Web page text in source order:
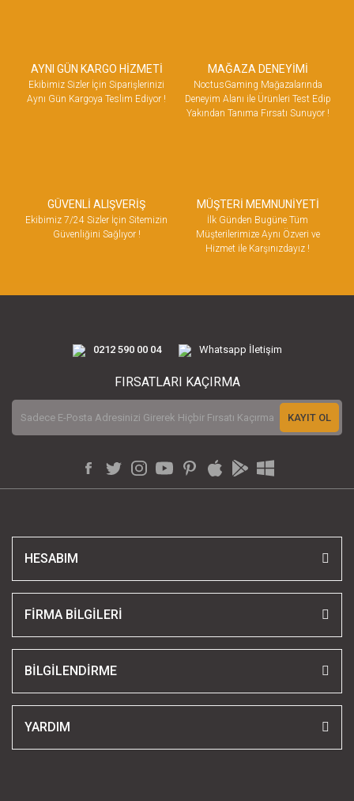
AYNI GÜN KARGO HİZMETİ
Ekibimiz Sizler İçin Siparişlerinizi
Aynı Gün Kargoya Teslim Ediyor !
MAĞAZA DENEYİMİ
NoctusGaming Mağazalarında
Deneyim Alanı ile Ürünleri Test Edip
Yakından Tanıma Fırsatı Sunuyor !
GÜVENLİ ALIŞVERİŞ
Ekibimiz 7/24 Sizler İçin Sitemizin
Güvenliğini Sağlıyor !
MÜŞTERİ MEMNUNİYETİ
İlk Günden Bugüne Tüm
Müşterilerimize Aynı Özveri ve
Hizmet ile Karşınızdayız !
0212 590 00 04 Whatsapp İletişim
FIRSATLARI KAÇIRMA
KAYIT OL
HESABIM
FİRMA BİLGİLERİ
BİLGİLENDİRME
YARDIM